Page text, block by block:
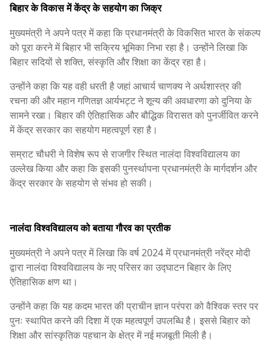
बिहार के विकास में केंद्र के सहयोग का जिक्र
मुख्यमंत्री ने अपने पत्र में कहा कि प्रधानमंत्री के विकसित भारत के संकल्प
को पूरा करने में बिहार भी सक्रिय भूमिका निभा रहा है। उन्होंने लिखा कि
बिहार सदियों से शक्ति, संस्कृति और शिक्षा का केंद्र रहा है।
उन्होंने कहा कि यह वही धरती है जहां आचार्य चाणक्य ने अर्थशास्त्र की
रचना की और महान गणितज्ञ आर्यभट्ट ने शून्य की अवधारणा को दुनिया के
सामने रखा। बिहार की ऐतिहासिक और बौद्धिक विरासत को पुनर्जीवित करने
में केंद्र सरकार का सहयोग महत्वपूर्ण रहा है।
सम्राट चौधरी ने विशेष रूप से राजगीर स्थित नालंदा विश्वविद्यालय का
उल्लेख किया और कहा कि इसकी पुनर्स्थापना प्रधानमंत्री के मार्गदर्शन और
केंद्र सरकार के सहयोग से संभव हो सकी।
नालंदा विश्वविद्यालय को बताया गौरव का प्रतीक
मुख्यमंत्री ने अपने पत्र में लिखा कि वर्ष 2024 में प्रधानमंत्री नरेंद्र मोदी
द्वारा नालंदा विश्वविद्यालय के नए परिसर का उद्घाटन बिहार के लिए
ऐतिहासिक क्षण था।
उन्होंने कहा कि यह कदम भारत की प्राचीन ज्ञान परंपरा को वैश्विक स्तर पर
पुनः स्थापित करने की दिशा में एक महत्वपूर्ण उपलब्धि है। इससे बिहार को
शिक्षा और सांस्कृतिक पहचान के क्षेत्र में नई मजबूती मिली है।